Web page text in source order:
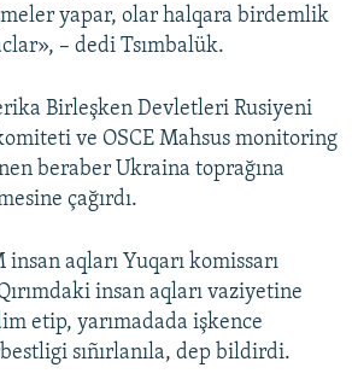
yapar, olar halqara birdemlik
– dedi Tsımbalük.
Birleşken Devletleri Rusiyeni
ve OSCE Mahsus monitoring
beraber Ukraina toprağına
çağırdı.
aqları Yuqarı komissarı
insan aqları vaziyetine
etip, yarımadada işkence
sıñırlanıla, dep bildirdi.